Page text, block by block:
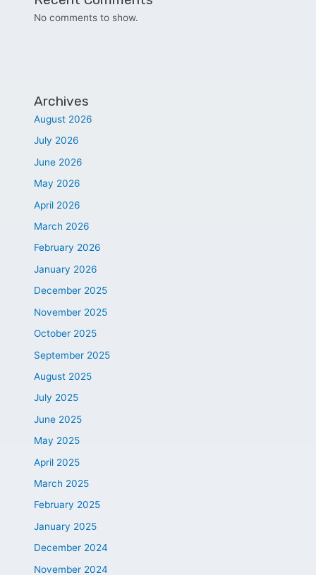
No comments to show.
Archives
August 2026
July 2026
June 2026
May 2026
April 2026
March 2026
February 2026
January 2026
December 2025
November 2025
October 2025
September 2025
August 2025
July 2025
June 2025
May 2025
April 2025
March 2025
February 2025
January 2025
December 2024
November 2024